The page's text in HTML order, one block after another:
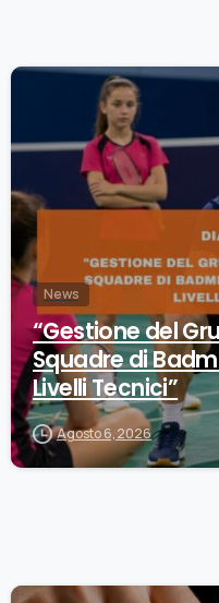
News
“Gestione del
Squadre di
Livelli Tecnici”
Agosto 6, 2026